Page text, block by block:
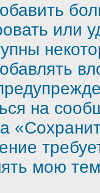
или
на
мою